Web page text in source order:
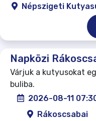
Népszigeti
Napközi
Várjuk a kutyusokat
buliba.
2026-08-11
Rákoscsabai